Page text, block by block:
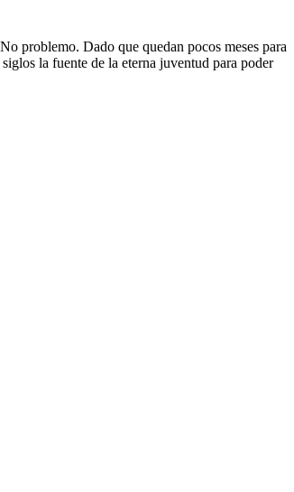
problemo. Dado que quedan pocos meses para
la fuente de la eterna juventud para poder